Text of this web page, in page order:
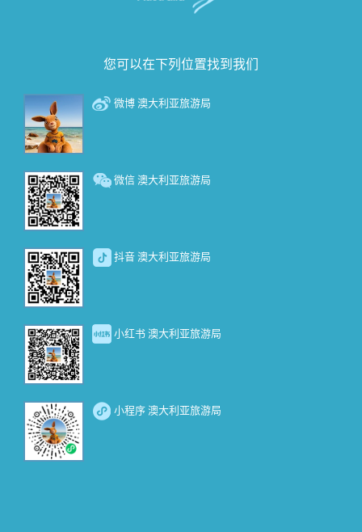
您可以在下列位置找到我们
微博 澳大利亚旅游局
微信 澳大利亚旅游局
抖音 澳大利亚旅游局
小红书 澳大利亚旅游局
小程序 澳大利亚旅游局